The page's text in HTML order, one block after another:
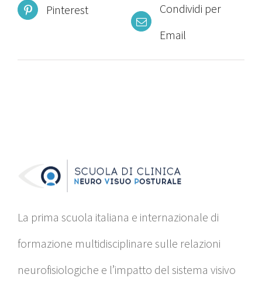
Pinterest
Condividi per
Email
La prima scuola italiana e internazionale di
formazione multidisciplinare sulle relazioni
neurofisiologiche e l’impatto del sistema visivo